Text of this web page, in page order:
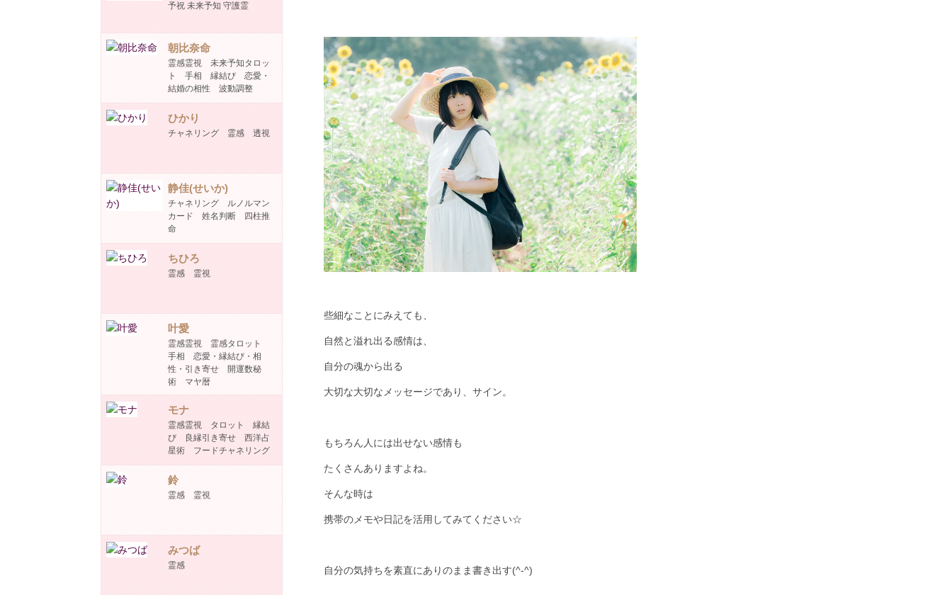
予祝 未来予知 守護霊
朝比奈命
霊感霊視 未来予知タロッ
ト 手相 縁結び 恋愛・
結婚の相性 波動調整
ひかり
チャネリング 霊感 透視
静佳(せいか)
チャネリング ルノルマン
カード 姓名判断 四柱推
命
ちひろ
霊感 霊視
叶愛
霊感霊視 霊感タロット
手相 恋愛・縁結び・相
性・引き寄せ 開運数秘
術 マヤ暦
モナ
霊感霊視 タロット 縁結
び 良縁引き寄せ 西洋占
星術 フードチャネリング
鈴
霊感 霊視
みつば
霊感
些細なことにみえても、
自然と溢れ出る感情は、
自分の魂から出る
大切な大切なメッセージであり、サイン。
もちろん人には出せない感情も
たくさんありますよね。
そんな時は
携帯のメモや日記を活用してみてください☆
自分の気持ちを素直にありのまま書き出す(^-^)